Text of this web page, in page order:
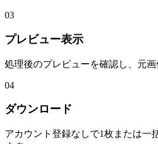
03
プレビュー表示
処理後のプレビューを確認し、元画
04
ダウンロード
アカウント登録なしで1枚または一